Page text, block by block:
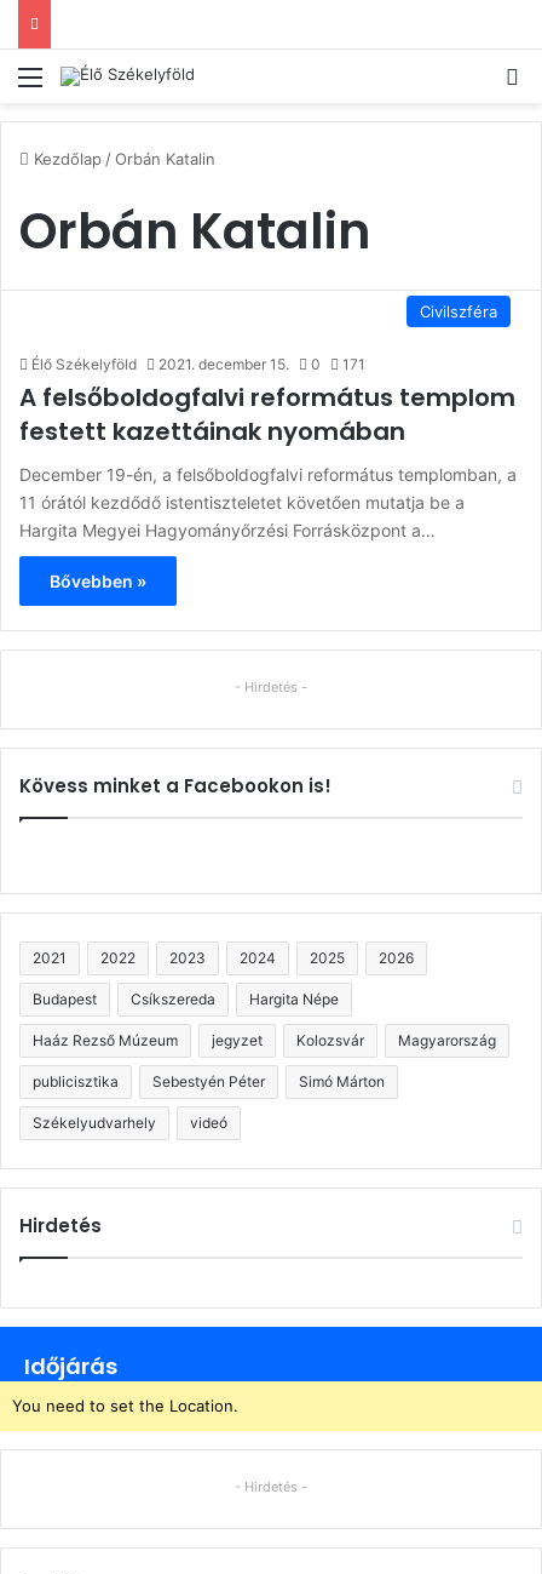
Menü
Kezdőlap /Orbán Katalin
Orbán Katalin
Civilszféra
Élő Székelyföld 2021. december 15. 0 171
A felsőboldogfalvi református templom
festett kazettáinak nyomában
December 19-én, a felsőboldogfalvi református templomban, a
11 órától kezdődő istentiszteletet követően mutatja be a
Hargita Megyei Hagyományőrzési Forrásközpont a…
Bővebben »
- Hirdetés -
Kövess minket a Facebookon is!
2021 2022 2023 2024 2025 2026
Budapest Csíkszereda Hargita Népe
Haáz Rezső Múzeum jegyzet Kolozsvár Magyarország
publicisztika Sebestyén Péter Simó Márton
Székelyudvarhely videó
Hirdetés
Időjárás
You need to set the Location.
- Hirdetés -